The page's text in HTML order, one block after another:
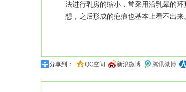
法进行乳房的缩小，常采用沿乳晕的
想，之后形成的疤痕也基本上看不出来
分享到： QQ空间 新浪微博 腾讯微博